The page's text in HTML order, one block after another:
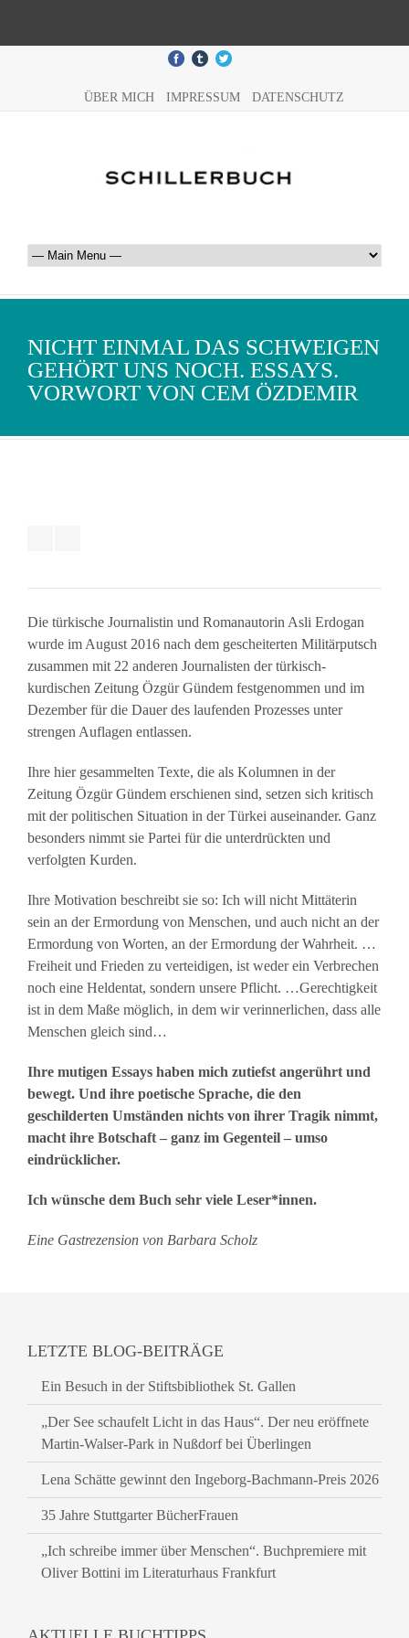
ÜBER MICH IMPRESSUM DATENSCHUTZ
NICHT EINMAL DAS SCHWEIGEN
GEHÖRT UNS NOCH. ESSAYS.
VORWORT VON CEM ÖZDEMIR
Die türkische Journalistin und Romanautorin Asli Erdogan
wurde im August 2016 nach dem gescheiterten Militärputsch
zusammen mit 22 anderen Journalisten der türkisch-
kurdischen Zeitung Özgür Gündem festgenommen und im
Dezember für die Dauer des laufenden Prozesses unter
strengen Auflagen entlassen.
Ihre hier gesammelten Texte, die als Kolumnen in der
Zeitung Özgür Gündem erschienen sind, setzen sich kritisch
mit der politischen Situation in der Türkei auseinander. Ganz
besonders nimmt sie Partei für die unterdrückten und
verfolgten Kurden.
Ihre Motivation beschreibt sie so: Ich will nicht Mittäterin
sein an der Ermordung von Menschen, und auch nicht an der
Ermordung von Worten, an der Ermordung der Wahrheit. …
Freiheit und Frieden zu verteidigen, ist weder ein Verbrechen
noch eine Heldentat, sondern unsere Pflicht. …Gerechtigkeit
ist in dem Maße möglich, in dem wir verinnerlichen, dass alle
Menschen gleich sind…
Ihre mutigen Essays haben mich zutiefst angerührt und
bewegt. Und ihre poetische Sprache, die den
geschilderten Umständen nichts von ihrer Tragik nimmt,
macht ihre Botschaft – ganz im Gegenteil – umso
eindrücklicher.
Ich wünsche dem Buch sehr viele Leser*innen.
Eine Gastrezension von Barbara Scholz
LETZTE BLOG-BEITRÄGE
Ein Besuch in der Stiftsbibliothek St. Gallen
„Der See schaufelt Licht in das Haus“. Der neu eröffnete
Martin-Walser-Park in Nußdorf bei Überlingen
Lena Schätte gewinnt den Ingeborg-Bachmann-Preis 2026
35 Jahre Stuttgarter BücherFrauen
„Ich schreibe immer über Menschen“. Buchpremiere mit
Oliver Bottini im Literaturhaus Frankfurt